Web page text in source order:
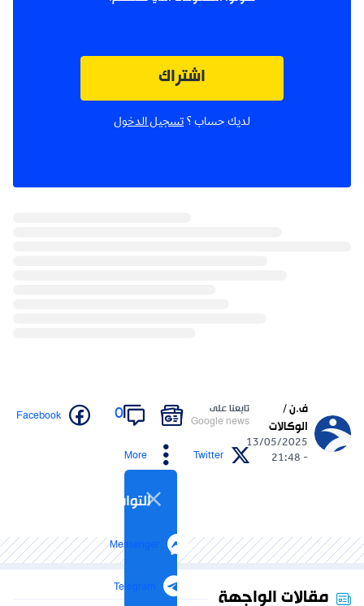
اشتراك
لديك حساب ؟ تسجيل الدخول
ف.ن /
الوكالات
13/05/2025
- 21:48
تابعنا على
Google news
0
Facebook
Twitter
More
التواصل الاجتماعي
Messenger
Telegram مقالات الواجهة